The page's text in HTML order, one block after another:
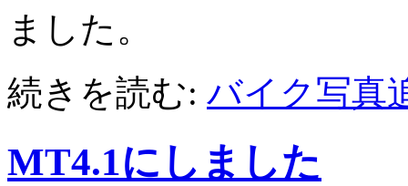
ました。
続きを読む: バイク写真
MT4.1にしました